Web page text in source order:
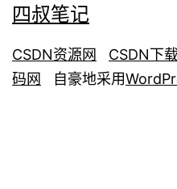
四叔笔记
CSDN资源网 CSDN下
码网 自豪地采用